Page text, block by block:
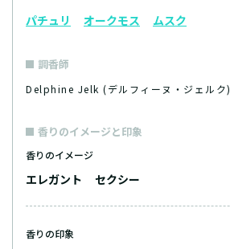
パチュリ オークモス ムスク
調香師
Delphine Jelk (デルフィーヌ・ジェルク)
香りのイメージと印象
香りのイメージ
エレガント セクシー
香りの印象